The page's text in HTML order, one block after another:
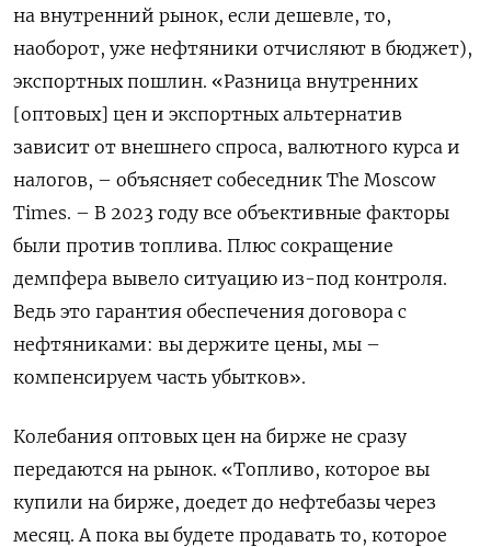
на внутренний рынок, если дешевле, то,
наоборот, уже нефтяники отчисляют в бюджет),
экспортных пошлин. «Разница внутренних
[оптовых] цен и экспортных альтернатив
зависит от внешнего спроса, валютного курса и
налогов, – объясняет собеседник The Moscow
Times. – В 2023 году все объективные факторы
были против топлива. Плюс сокращение
демпфера вывело ситуацию из-под контроля.
Ведь это гарантия обеспечения договора с
нефтяниками: вы держите цены, мы –
компенсируем часть убытков».
Колебания оптовых цен на бирже не сразу
передаются на рынок. «Топливо, которое вы
купили на бирже, доедет до нефтебазы через
месяц. А пока вы будете продавать то, которое